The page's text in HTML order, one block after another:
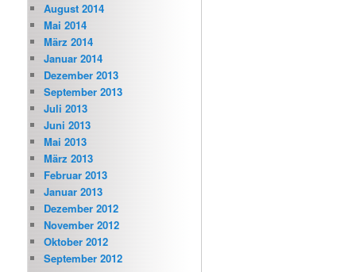
August 2014
Mai 2014
März 2014
Januar 2014
Dezember 2013
September 2013
Juli 2013
Juni 2013
Mai 2013
März 2013
Februar 2013
Januar 2013
Dezember 2012
November 2012
Oktober 2012
September 2012